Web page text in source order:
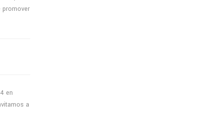
promover
en
a